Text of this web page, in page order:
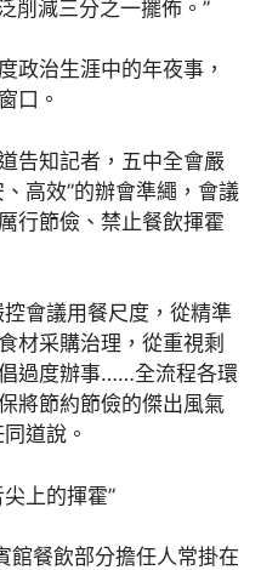
削減三分之一擺佈。”
政治生涯中的年夜事，
口。
告知記者，五中全會嚴
高效”的辦會準繩，會議
行節儉、禁止餐飲揮霍
會議用餐尺度，從精準
材采購治理，從重視剩
過度辦事……全流程各環
將節約節儉的傑出風氣
道說。
上的揮霍”
餐飲部分擔任人常掛在